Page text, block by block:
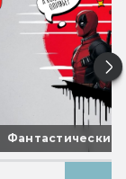
Фантастические